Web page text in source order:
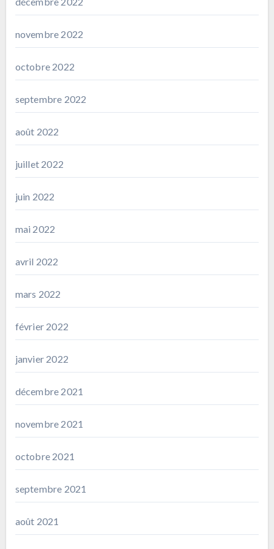
novembre 2022
octobre 2022
septembre 2022
août 2022
juillet 2022
juin 2022
mai 2022
avril 2022
mars 2022
février 2022
janvier 2022
décembre 2021
novembre 2021
octobre 2021
septembre 2021
août 2021